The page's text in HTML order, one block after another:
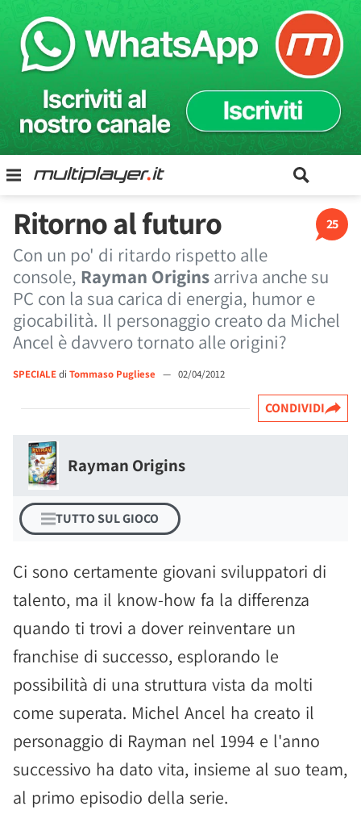
25
Ritorno al futuro
Con un po' di ritardo rispetto alle
console, Rayman Origins arriva anche su
PC con la sua carica di energia, humor e
giocabilità. Il personaggio creato da Michel
Ancel è davvero tornato alle origini?
SPECIALEdi Tommaso Pugliese — 02/04/2012
CONDIVIDI
Rayman Origins
TUTTO SUL GIOCO
Ci sono certamente giovani sviluppatori di
talento, ma il know-how fa la differenza
quando ti trovi a dover reinventare un
franchise di successo, esplorando le
possibilità di una struttura vista da molti
come superata. Michel Ancel ha creato il
personaggio di Rayman nel 1994 e l'anno
successivo ha dato vita, insieme al suo team,
al primo episodio della serie.